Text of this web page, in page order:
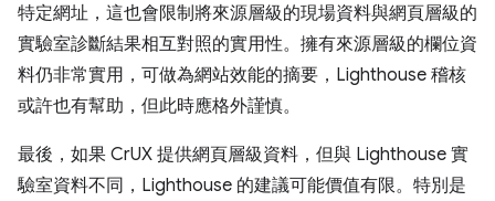
特定網址，這也會限制將來源層級的現場資料與網頁層級的
實驗室診斷結果相互對照的實用性。擁有來源層級的欄位資
料仍非常實用，可做為網站效能的摘要，Lighthouse 稽核
或許也有幫助，但此時應格外謹慎。
最後，如果 CrUX 提供網頁層級資料，但與 Lighthouse 實
驗室資料不同，Lighthouse 的建議可能價值有限。特別是